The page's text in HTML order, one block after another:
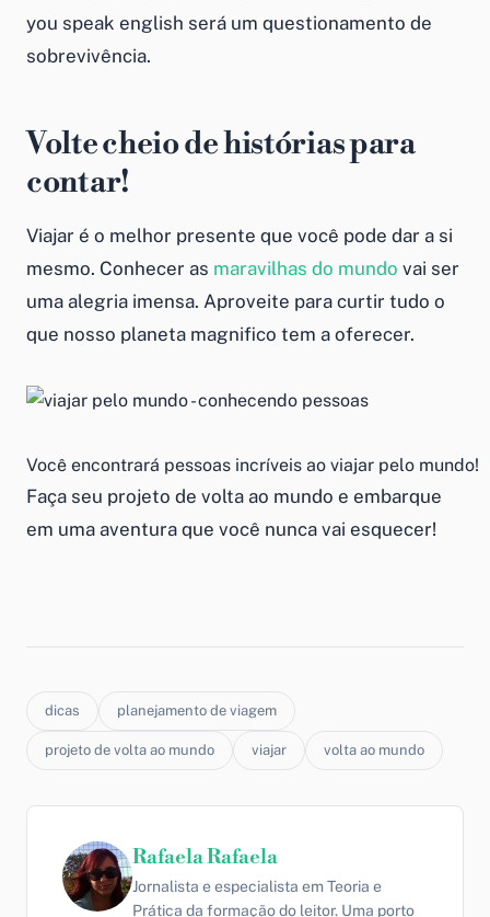
you speak english será um questionamento de
sobrevivência.
Volte cheio de histórias para
contar!
Viajar é o melhor presente que você pode dar a si
mesmo. Conhecer as maravilhas do mundo vai ser
uma alegria imensa. Aproveite para curtir tudo o
que nosso planeta magnifico tem a oferecer.
Você encontrará pessoas incríveis ao viajar pelo mundo!
Faça seu projeto de volta ao mundo e embarque
em uma aventura que você nunca vai esquecer!
dicas planejamento de viagem
projeto de volta ao mundo viajar volta ao mundo
Rafaela Rafaela
Jornalista e especialista em Teoria e
Prática da formação do leitor. Uma porto